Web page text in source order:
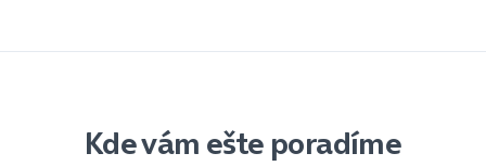
Kde vám ešte poradíme